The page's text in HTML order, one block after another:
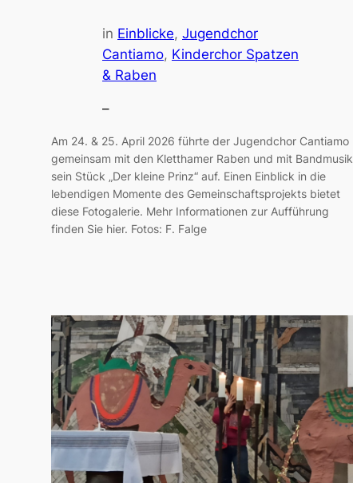
in Einblicke, Jugendchor
Cantiamo, Kinderchor Spatzen
& Raben
–
Am 24. & 25. April 2026 führte der Jugendchor Cantiamo
gemeinsam mit den Kletthamer Raben und mit Bandmusik
sein Stück „Der kleine Prinz“ auf. Einen Einblick in die
lebendigen Momente des Gemeinschaftsprojekts bietet
diese Fotogalerie. Mehr Informationen zur Aufführung
finden Sie hier. Fotos: F. Falge